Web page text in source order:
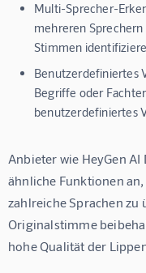
Multi-Sprecher-
mehreren
Stimmen
Benutzerdefiniertes
Begriffe oder
benutzerdefiniertes
Anbieter wie HeyGen
ähnliche Funktionen
zahlreiche Sprachen zu
Originalstimme
hohe Qualität der